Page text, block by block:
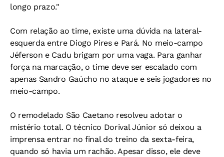
longo prazo."
Com relação ao time, existe uma dúvida na lateral-
esquerda entre Diogo Pires e Pará. No meio-campo
Jéferson e Cadu brigam por uma vaga. Para ganhar
força na marcação, o time deve ser escalado com
apenas Sandro Gaúcho no ataque e seis jogadores no
meio-campo.
O remodelado São Caetano resolveu adotar o
mistério total. O técnico Dorival Júnior só deixou a
imprensa entrar no final do treino da sexta-feira,
quando só havia um rachão. Apesar disso, ele deve